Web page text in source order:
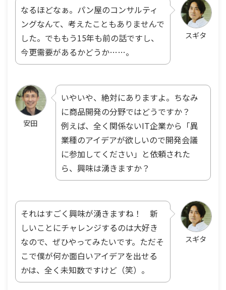
スギタ
なるほどなぁ。パン屋のコンサルティ
ングなんて、考えたこともありませんで
した。でももう15年も前の話ですし、
今更需要があるかどうか……。
安田
いやいや、絶対にありますよ。ちなみ
に商品開発の分野ではどうですか？
例えば、全く関係ないIT企業から「異
業種のアイデアが欲しいので開発会議
に参加してください」と依頼された
ら、興味は湧きますか？
スギタ
それはすごく興味が湧きますね！ 新
しいことにチャレンジするのは大好き
なので、ぜひやってみたいです。ただそ
こで僕が何か面白いアイデアを出せる
かは、全く未知数ですけど（笑）。